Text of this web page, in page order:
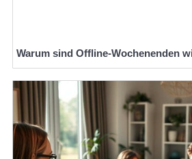
Warum sind Offline-Wochenenden